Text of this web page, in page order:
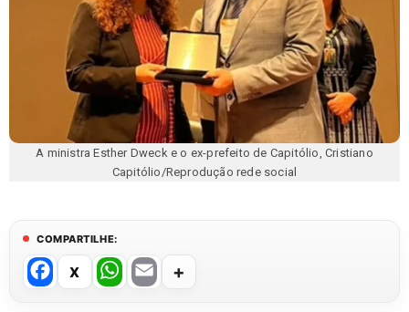
A ministra Esther Dweck e o ex-prefeito de Capitólio, Cristiano
Capitólio/Reprodução rede social
COMPARTILHE:
F
W E